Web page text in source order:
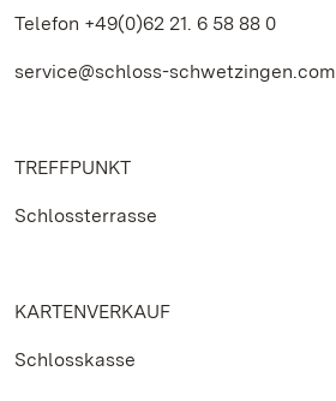
Telefon +49(0)62 21. 6 58 88 0
service@schloss-schwetzingen.com
TREFFPUNKT
Schlossterrasse
KARTENVERKAUF
Schlosskasse